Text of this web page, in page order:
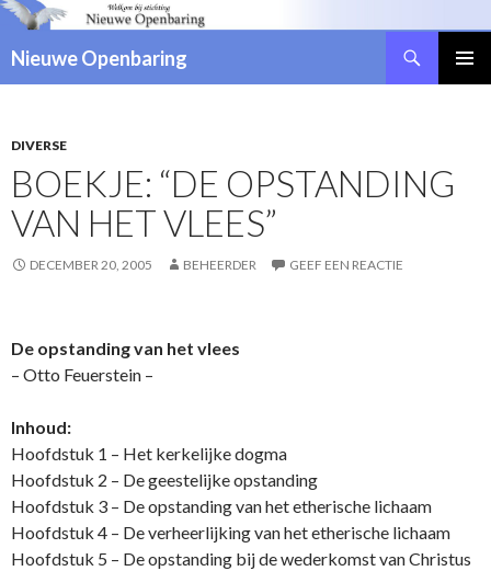
Nieuwe Openbaring
SPRINGEN
DIVERSE
BOEKJE: “DE OPSTANDING
VAN HET VLEES”
DECEMBER 20, 2005 BEHEERDER GEEF EEN REACTIE
De opstanding van het vlees
– Otto Feuerstein –
Inhoud:
Hoofdstuk 1 – Het kerkelijke dogma
Hoofdstuk 2 – De geestelijke opstanding
Hoofdstuk 3 – De opstanding van het etherische lichaam
Hoofdstuk 4 – De verheerlijking van het etherische lichaam
Hoofdstuk 5 – De opstanding bij de wederkomst van Christus